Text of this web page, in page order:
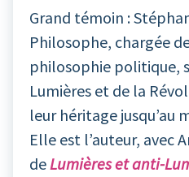
Grand témoin :
Philosophe, chargée
philosophie politique,
Lumières et de la
leur héritage jusqu’au
Elle est l’auteur, avec
deLumières et anti-